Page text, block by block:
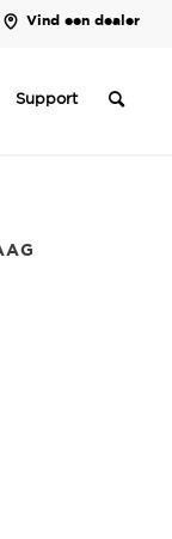
Vind een dealer
Support